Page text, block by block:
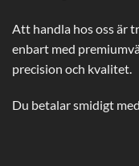
Att handla hos oss är
enbart med
precision och kvalitet.
Du betalar smidigt